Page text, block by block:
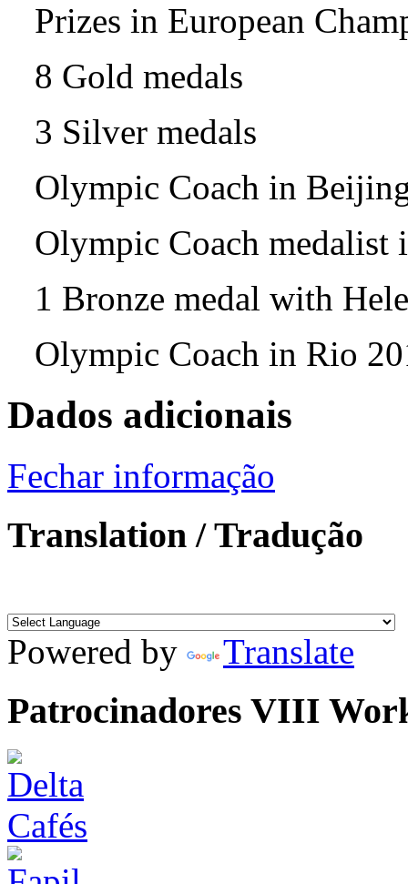
Prizes in European
8 Gold medals
3 Silver medals
Olympic Coach in
Olympic Coach medalist
1 Bronze medal with
Olympic Coach in Rio
Dados adicionais
Fechar informação
Translation / Tradução
Powered by Translate
Patrocinadores VIII